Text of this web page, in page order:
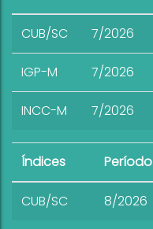
CUB/SC 7/2026
IGP-M 7/2026
INCC-M 7/2026
Índices Período
CUB/SC 8/2026